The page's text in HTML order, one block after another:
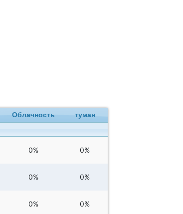
Облачность туман
0% 0%
0% 0%
0% 0%